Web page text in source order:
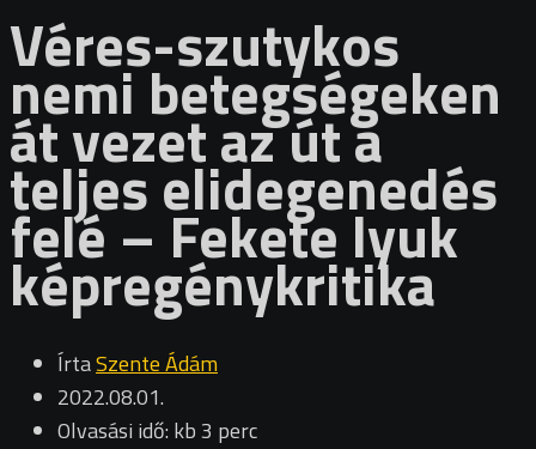
Véres-szutykos
nemi betegségeken
át vezet az út a
teljes elidegenedés
felé – Fekete lyuk
képregénykritika
ÍrtaSzente Ádám
2022.08.01.
Olvasási idő: kb 3 perc